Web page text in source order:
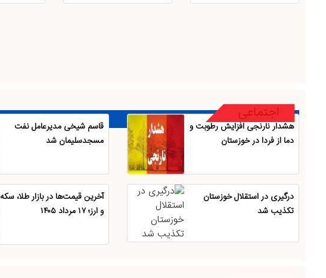
اجتماعی
هشدار نارنجی افزایش رطوبت و
دما از فردا در خوزستان
قاسم شیخی مدیرعامل نفت
مسجدسلیمان شد
درگیری در استقلال خوزستان
تکذیب شد
آخرین قیمت‌ها در بازار طلا، سکه
و ارز؛ ۱۷ مرداد ۱۴۰۵